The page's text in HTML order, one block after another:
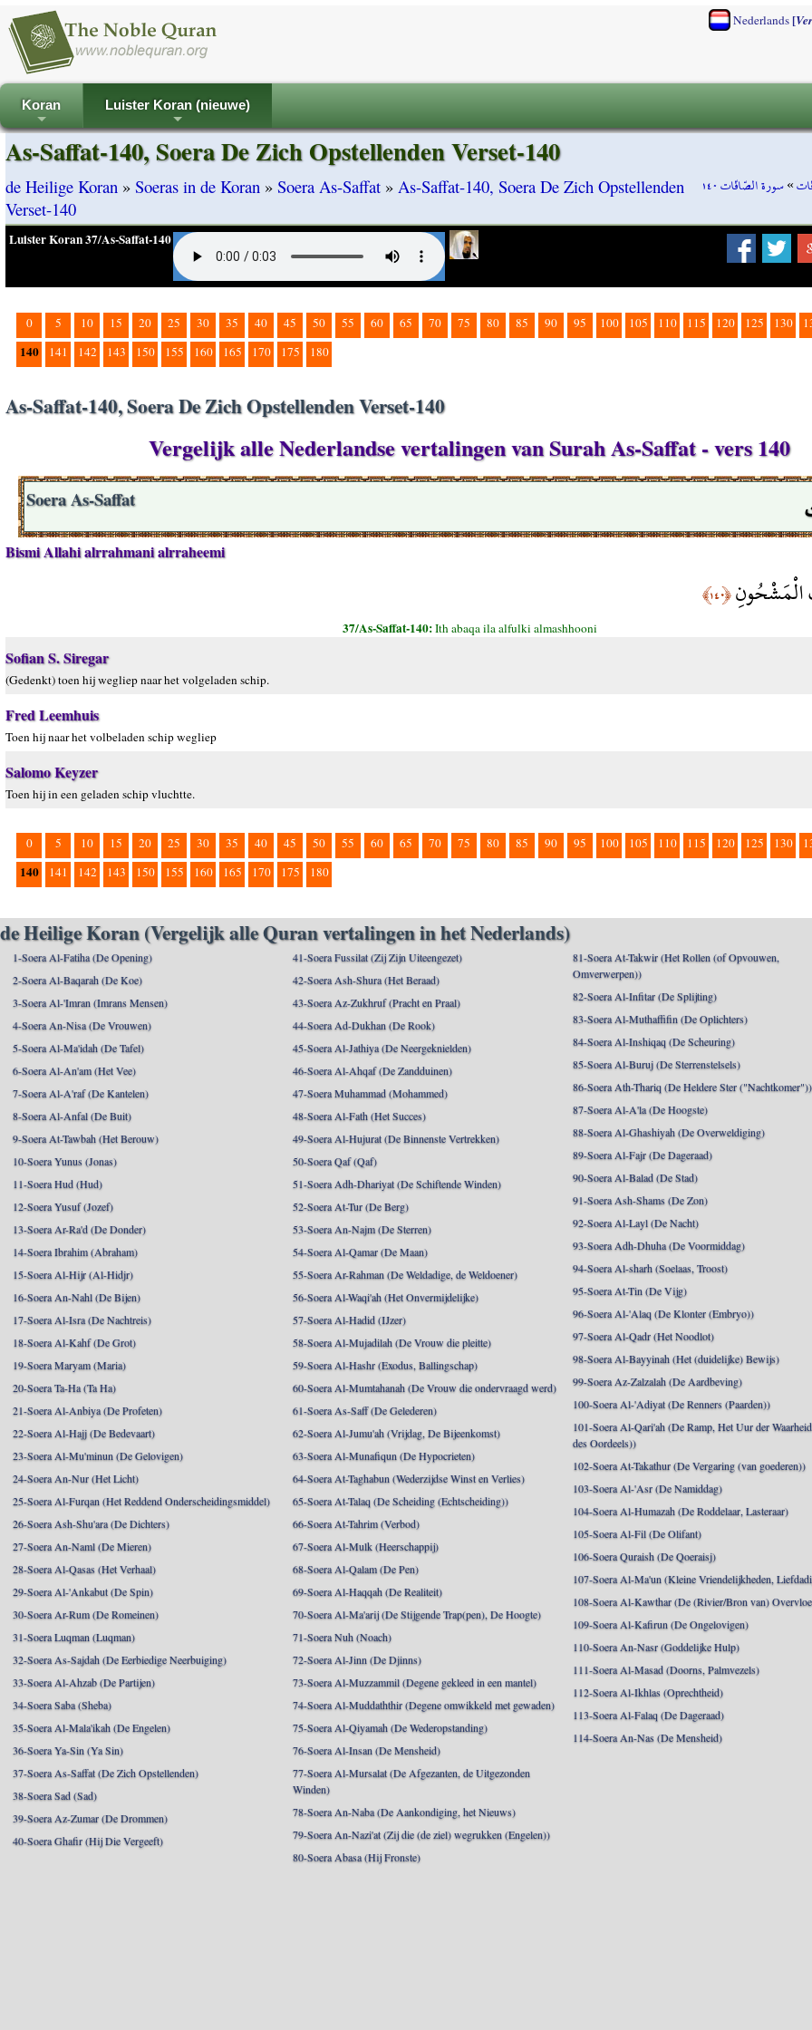
Nederlands[
+
Koran
+
Luister Koran (nieuwe)
»سورة الصّافّات ١٤٠
As-Saffat-140, Soera De Zich Opstellenden Verset-140
de Heilige Koran » Soeras in de Koran » Soera As-Saffat » As-Saffat-140, Soera De Zich Opstellenden
Verset-140
Luister Koran 37/As-Saffat-140
0 5 10 15 20 25 30 35 40 45 50 55 60 65 70 75 80 85 90 95 100 105 110 115 120 125 130
140 141 142 143 150 155 160 165 170 175 180
As-Saffat-140, Soera De Zich Opstellenden Verset-140
Vergelijk alle Nederlandse vertalingen van Surah As-Saffat - vers 140
Soera As-Saffat
Bismi Allahi alrrahmani alrraheemi
الْمَشْحُونِ﴿١٤٠﴾
37/As-Saffat-140:Ith abaqa ila alfulki almashhooni
Sofian S. Siregar
(Gedenkt) toen hij wegliep naar het volgeladen schip.
Fred Leemhuis
Toen hij naar het volbeladen schip wegliep
Salomo Keyzer
Toen hij in een geladen schip vluchtte.
0 5 10 15 20 25 30 35 40 45 50 55 60 65 70 75 80 85 90 95 100 105 110 115 120 125 130
140 141 142 143 150 155 160 165 170 175 180
de Heilige Koran (Vergelijk alle Quran vertalingen in het Nederlands)
1-Soera Al-Fatiha (De Opening)
2-Soera Al-Baqarah (De Koe)
3-Soera Al-'Imran (Imrans Mensen)
4-Soera An-Nisa (De Vrouwen)
5-Soera Al-Ma'idah (De Tafel)
6-Soera Al-An'am (Het Vee)
7-Soera Al-A'raf (De Kantelen)
8-Soera Al-Anfal (De Buit)
9-Soera At-Tawbah (Het Berouw)
10-Soera Yunus (Jonas)
11-Soera Hud (Hud)
12-Soera Yusuf (Jozef)
13-Soera Ar-Ra'd (De Donder)
14-Soera Ibrahim (Abraham)
15-Soera Al-Hijr (Al-Hidjr)
16-Soera An-Nahl (De Bijen)
17-Soera Al-Isra (De Nachtreis)
18-Soera Al-Kahf (De Grot)
19-Soera Maryam (Maria)
20-Soera Ta-Ha (Ta Ha)
21-Soera Al-Anbiya (De Profeten)
22-Soera Al-Hajj (De Bedevaart)
23-Soera Al-Mu'minun (De Gelovigen)
24-Soera An-Nur (Het Licht)
25-Soera Al-Furqan (Het Reddend Onderscheidingsmiddel)
26-Soera Ash-Shu'ara (De Dichters)
27-Soera An-Naml (De Mieren)
28-Soera Al-Qasas (Het Verhaal)
29-Soera Al-'Ankabut (De Spin)
30-Soera Ar-Rum (De Romeinen)
31-Soera Luqman (Luqman)
32-Soera As-Sajdah (De Eerbiedige Neerbuiging)
33-Soera Al-Ahzab (De Partijen)
34-Soera Saba (Sheba)
35-Soera Al-Mala'ikah (De Engelen)
36-Soera Ya-Sin (Ya Sin)
37-Soera As-Saffat (De Zich Opstellenden)
38-Soera Sad (Sad)
39-Soera Az-Zumar (De Drommen)
40-Soera Ghafir (Hij Die Vergeeft)
41-Soera Fussilat (Zij Zijn Uiteengezet)
42-Soera Ash-Shura (Het Beraad)
43-Soera Az-Zukhruf (Pracht en Praal)
44-Soera Ad-Dukhan (De Rook)
45-Soera Al-Jathiya (De Neergeknielden)
46-Soera Al-Ahqaf (De Zandduinen)
47-Soera Muhammad (Mohammed)
48-Soera Al-Fath (Het Succes)
49-Soera Al-Hujurat (De Binnenste Vertrekken)
50-Soera Qaf (Qaf)
51-Soera Adh-Dhariyat (De Schiftende Winden)
52-Soera At-Tur (De Berg)
53-Soera An-Najm (De Sterren)
54-Soera Al-Qamar (De Maan)
55-Soera Ar-Rahman (De Weldadige, de Weldoener)
56-Soera Al-Waqi'ah (Het Onvermijdelijke)
57-Soera Al-Hadid (IJzer)
58-Soera Al-Mujadilah (De Vrouw die pleitte)
59-Soera Al-Hashr (Exodus, Ballingschap)
60-Soera Al-Mumtahanah (De Vrouw die ondervraagd werd)
61-Soera As-Saff (De Gelederen)
62-Soera Al-Jumu'ah (Vrijdag, De Bijeenkomst)
63-Soera Al-Munafiqun (De Hypocrieten)
64-Soera At-Taghabun (Wederzijdse Winst en Verlies)
65-Soera At-Talaq (De Scheiding (Echtscheiding))
66-Soera At-Tahrim (Verbod)
67-Soera Al-Mulk (Heerschappij)
68-Soera Al-Qalam (De Pen)
69-Soera Al-Haqqah (De Realiteit)
70-Soera Al-Ma'arij (De Stijgende Trap(pen), De Hoogte)
71-Soera Nuh (Noach)
72-Soera Al-Jinn (De Djinns)
73-Soera Al-Muzzammil (Degene gekleed in een mantel)
74-Soera Al-Muddaththir (Degene omwikkeld met gewaden)
75-Soera Al-Qiyamah (De Wederopstanding)
76-Soera Al-Insan (De Mensheid)
77-Soera Al-Mursalat (De Afgezanten, de Uitgezonden
Winden)
78-Soera An-Naba (De Aankondiging, het Nieuws)
79-Soera An-Nazi'at (Zij die (de ziel) wegrukken (Engelen))
80-Soera Abasa (Hij Fronste)
81-Soera At-Takwir (Het Rollen (of Opvouwen,
Omverwerpen))
82-Soera Al-Infitar (De Splijting)
83-Soera Al-Muthaffifin (De Oplichters)
84-Soera Al-Inshiqaq (De Scheuring)
85-Soera Al-Buruj (De Sterrenstelsels)
86-Soera Ath-Thariq (De Heldere Ster ("Nachtkomer"))
87-Soera Al-A'la (De Hoogste)
88-Soera Al-Ghashiyah (De Overweldiging)
89-Soera Al-Fajr (De Dageraad)
90-Soera Al-Balad (De Stad)
91-Soera Ash-Shams (De Zon)
92-Soera Al-Layl (De Nacht)
93-Soera Adh-Dhuha (De Voormiddag)
94-Soera Al-sharh (Soelaas, Troost)
95-Soera At-Tin (De Vijg)
96-Soera Al-'Alaq (De Klonter (Embryo))
97-Soera Al-Qadr (Het Noodlot)
98-Soera Al-Bayyinah (Het (duidelijke) Bewijs)
99-Soera Az-Zalzalah (De Aardbeving)
100-Soera Al-'Adiyat (De Renners (Paarden))
101-Soera Al-Qari'ah (De Ramp, Het Uur der
des Oordeels))
102-Soera At-Takathur (De Vergaring (van goederen))
103-Soera Al-'Asr (De Namiddag)
104-Soera Al-Humazah (De Roddelaar, Lasteraar)
105-Soera Al-Fil (De Olifant)
106-Soera Quraish (De Qoeraisj)
107-Soera Al-Ma'un (Kleine Vriendelijkheden,
108-Soera Al-Kawthar (De (Rivier/Bron van)
109-Soera Al-Kafirun (De Ongelovigen)
110-Soera An-Nasr (Goddelijke Hulp)
111-Soera Al-Masad (Doorns, Palmvezels)
112-Soera Al-Ikhlas (Oprechtheid)
113-Soera Al-Falaq (De Dageraad)
114-Soera An-Nas (De Mensheid)